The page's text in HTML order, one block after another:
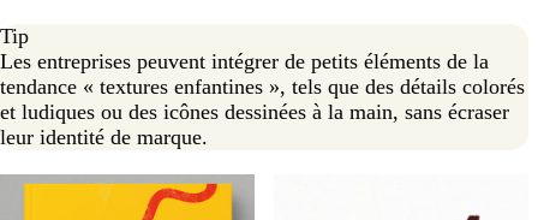
Tip
Les entreprises peuvent intégrer de petits éléments de la
tendance « textures enfantines », tels que des détails colorés
et ludiques ou des icônes dessinées à la main, sans écraser
leur identité de marque.